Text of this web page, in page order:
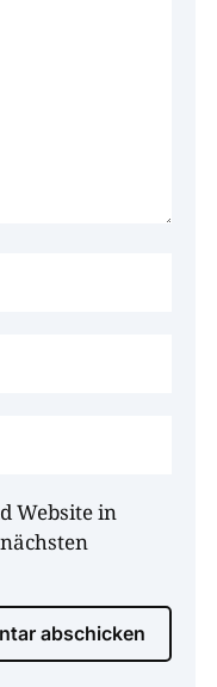
Website in
abschicken